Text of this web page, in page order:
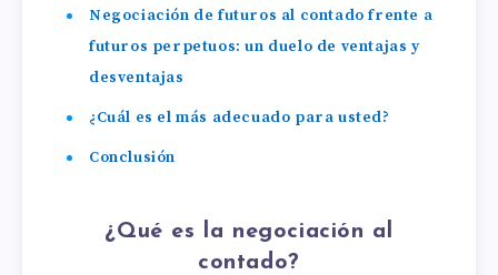
Negociación de futuros al contado frente a
futuros perpetuos: un duelo de ventajas y
desventajas
¿Cuál es el más adecuado para usted?
Conclusión
¿Qué es la negociación al
contado?